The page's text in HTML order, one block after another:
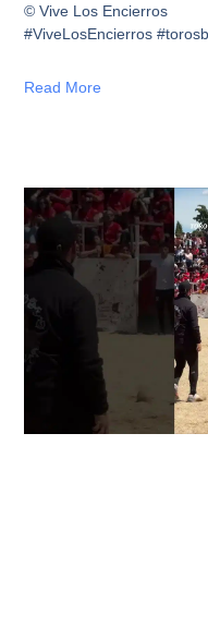
© Vive Los Encierros
#ViveLosEncierros
Read More